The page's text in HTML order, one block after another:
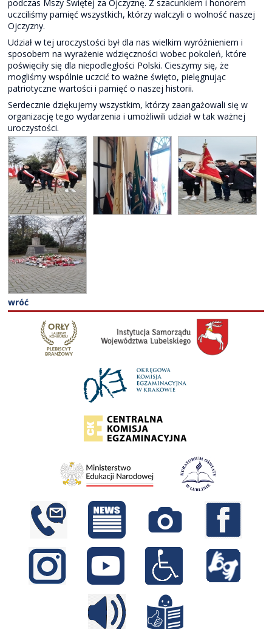
podczas Mszy Świętej za Ojczyznę. Z szacunkiem i honorem
uczciliśmy pamięć wszystkich, którzy walczyli o wolność naszej
Ojczyzny.
Udział w tej uroczystości był dla nas wielkim wyróżnieniem i
sposobem na wyrażenie wdzięczności wobec pokoleń, które
poświęciły się dla niepodległości Polski. Cieszymy się, że
mogliśmy wspólnie uczcić to ważne święto, pielęgnując
patriotyczne wartości i pamięć o naszej historii.
Serdecznie dziękujemy wszystkim, którzy zaangażowali się w
organizację tego wydarzenia i umożliwili udział w tak ważnej
uroczystości.
wróć